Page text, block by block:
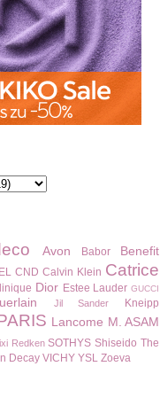
Avon Babor Benefit
CND Calvin Klein Catrice
Dior Estee Lauder GUCCI
Jil Sander Kneipp
Lancome M. ASAM
Redken SOTHYS Shiseido The
Decay VICHY YSL Zoeva